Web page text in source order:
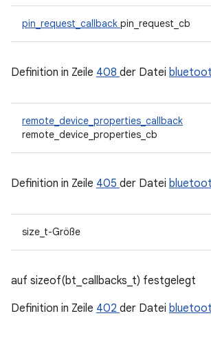
pin_request_callback pin_request_cb
Definition in Zeile 408 der Datei
remote_device_properties_callback
remote_device_properties_cb
Definition in Zeile 405 der Datei
size_t-Größe
auf sizeof(bt_callbacks_t) festgelegt
Definition in Zeile 402 der Datei